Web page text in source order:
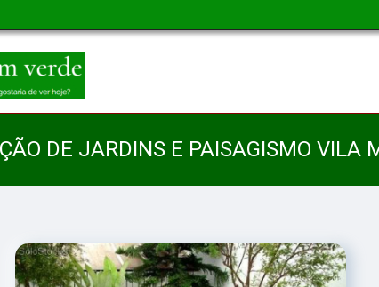
DE JARDINS E PAISAGISMO VILA